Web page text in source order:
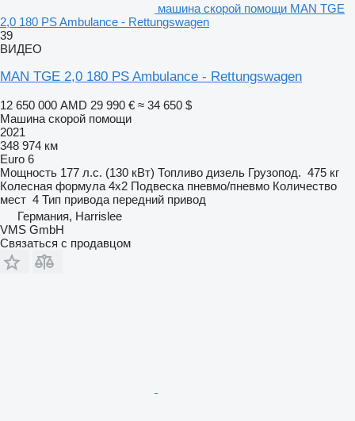
машина скорой помощи MAN TGE
2,0 180 PS Ambulance - Rettungswagen
39
ВИДЕО
MAN TGE 2,0 180 PS Ambulance - Rettungswagen
12 650 000 AMD 29 990 € ≈ 34 650 $
Машина скорой помощи
2021
348 974 км
Euro 6
Мощность 177 л.с. (130 кВт) Топливо дизель Грузопод. 475 кг
Колесная формула 4x2 Подвеска пневмо/пневмо Количество
мест 4 Тип привода передний привод
Германия, Harrislee
VMS GmbH
Связаться с продавцом